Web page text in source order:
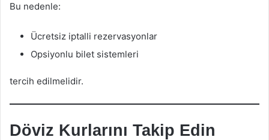
Bu nedenle:
Ücretsiz iptalli rezervasyonlar
Opsiyonlu bilet sistemleri
tercih edilmelidir.
Döviz Kurlarını Takip Edin